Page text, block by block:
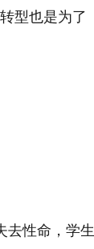
型也是为了
去性命，学生